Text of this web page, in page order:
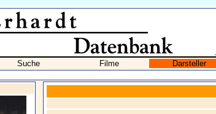
Suche Filme Darsteller